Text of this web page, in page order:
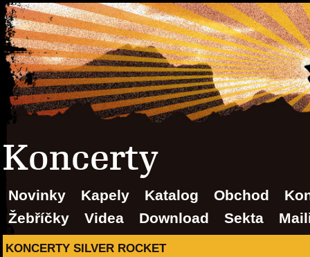
Koncerty
Novinky Kapely Katalog Obchod
Žebříčky
Videa Download Sekta
KONCERTY SILVER ROCKET